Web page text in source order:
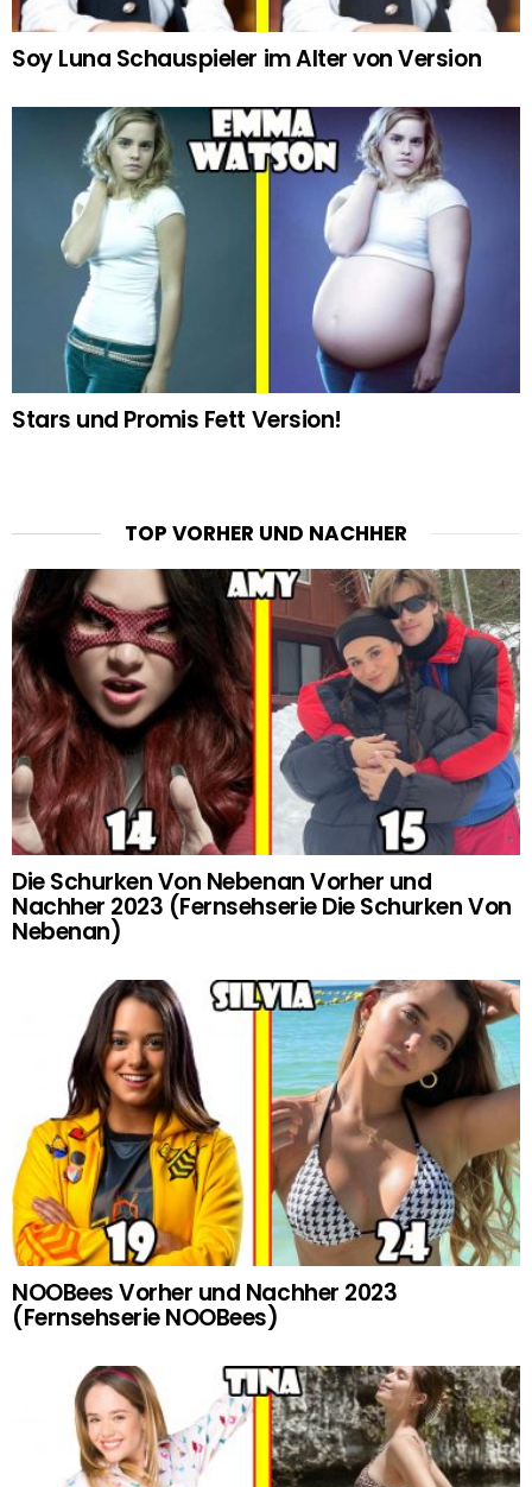
Soy Luna Schauspieler im Alter von Version
Stars und Promis Fett Version!
TOP VORHER UND NACHHER
Die Schurken Von Nebenan Vorher und
Nachher 2023 (Fernsehserie Die Schurken Von
Nebenan)
NOOBees Vorher und Nachher 2023
(Fernsehserie NOOBees)